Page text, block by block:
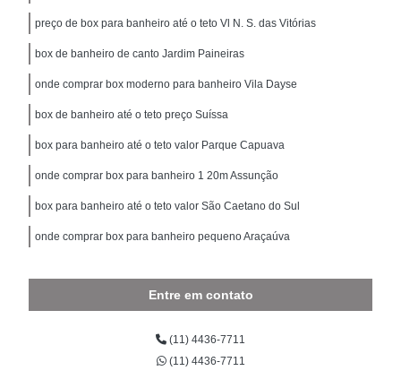
preço de box para banheiro até o teto Vl N. S. das Vitórias
box de banheiro de canto Jardim Paineiras
onde comprar box moderno para banheiro Vila Dayse
box de banheiro até o teto preço Suíssa
box para banheiro até o teto valor Parque Capuava
onde comprar box para banheiro 1 20m Assunção
box para banheiro até o teto valor São Caetano do Sul
onde comprar box para banheiro pequeno Araçaúva
Entre em contato
(11) 4436-7711
(11) 4436-7711